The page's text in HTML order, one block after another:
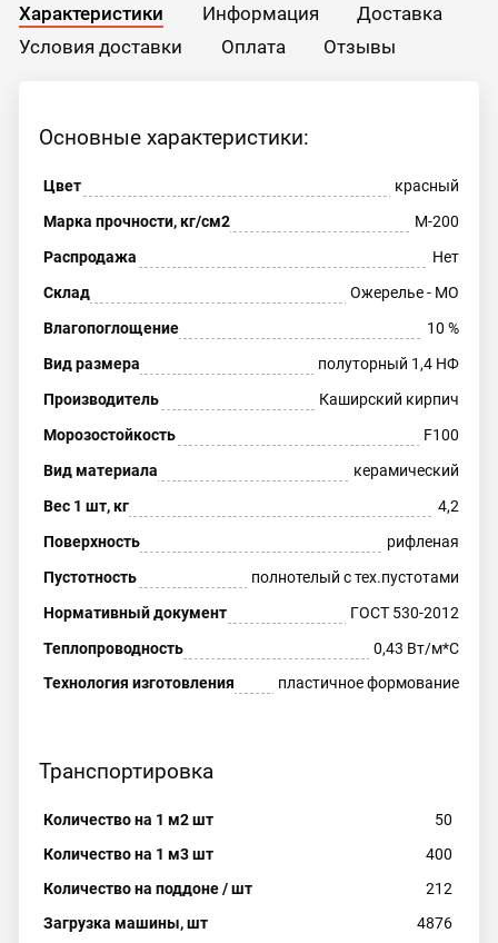
Характеристики Информация
Доставка
Условия доставки
Оплата Отзывы
Основные характеристики:
Цвет
красный
Марка прочности, кг/см2
М-200
Распродажа
Нет
Склад
Ожерелье - МО
Влагопоглощение
10 %
Вид размера
полуторный 1,4 НФ
Производитель
Каширский кирпич
Морозостойкость
F100
Вид материала
керамический
Вес 1 шт, кг
4,2
Поверхность
рифленая
Пустотность
полнотелый с тех.пустотами
Нормативный документ
ГОСТ 530-2012
Теплопроводность
0,43 Вт/м*С
Технология изготовления
пластичное формование
Транспортировка
Количество на 1 м2 шт
50
Количество на 1 м3 шт
400
Количество на поддоне / шт
212
Загрузка машины, шт
4876